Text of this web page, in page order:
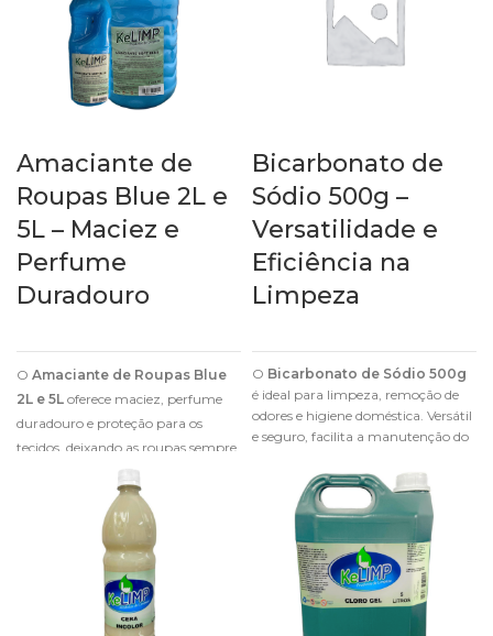
Amaciante de
Roupas Blue 2L e
5L – Maciez e
Perfume
Duradouro
O Amaciante de Roupas Blue
2L e 5L oferece maciez, perfume
duradouro e proteção para os
tecidos, deixando as roupas sempre
suaves e fáceis de passar.
Bicarbonato de
Sódio 500g –
Versatilidade e
Eficiência na
Limpeza
O Bicarbonato de Sódio 500g
é ideal para limpeza, remoção de
odores e higiene doméstica. Versátil
e seguro, facilita a manutenção do